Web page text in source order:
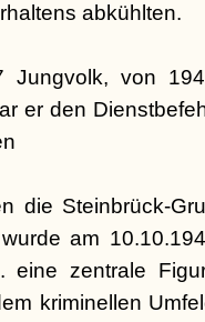
abkühlten.
von
er den
die Steinbrück-
am
zentrale
kriminellen